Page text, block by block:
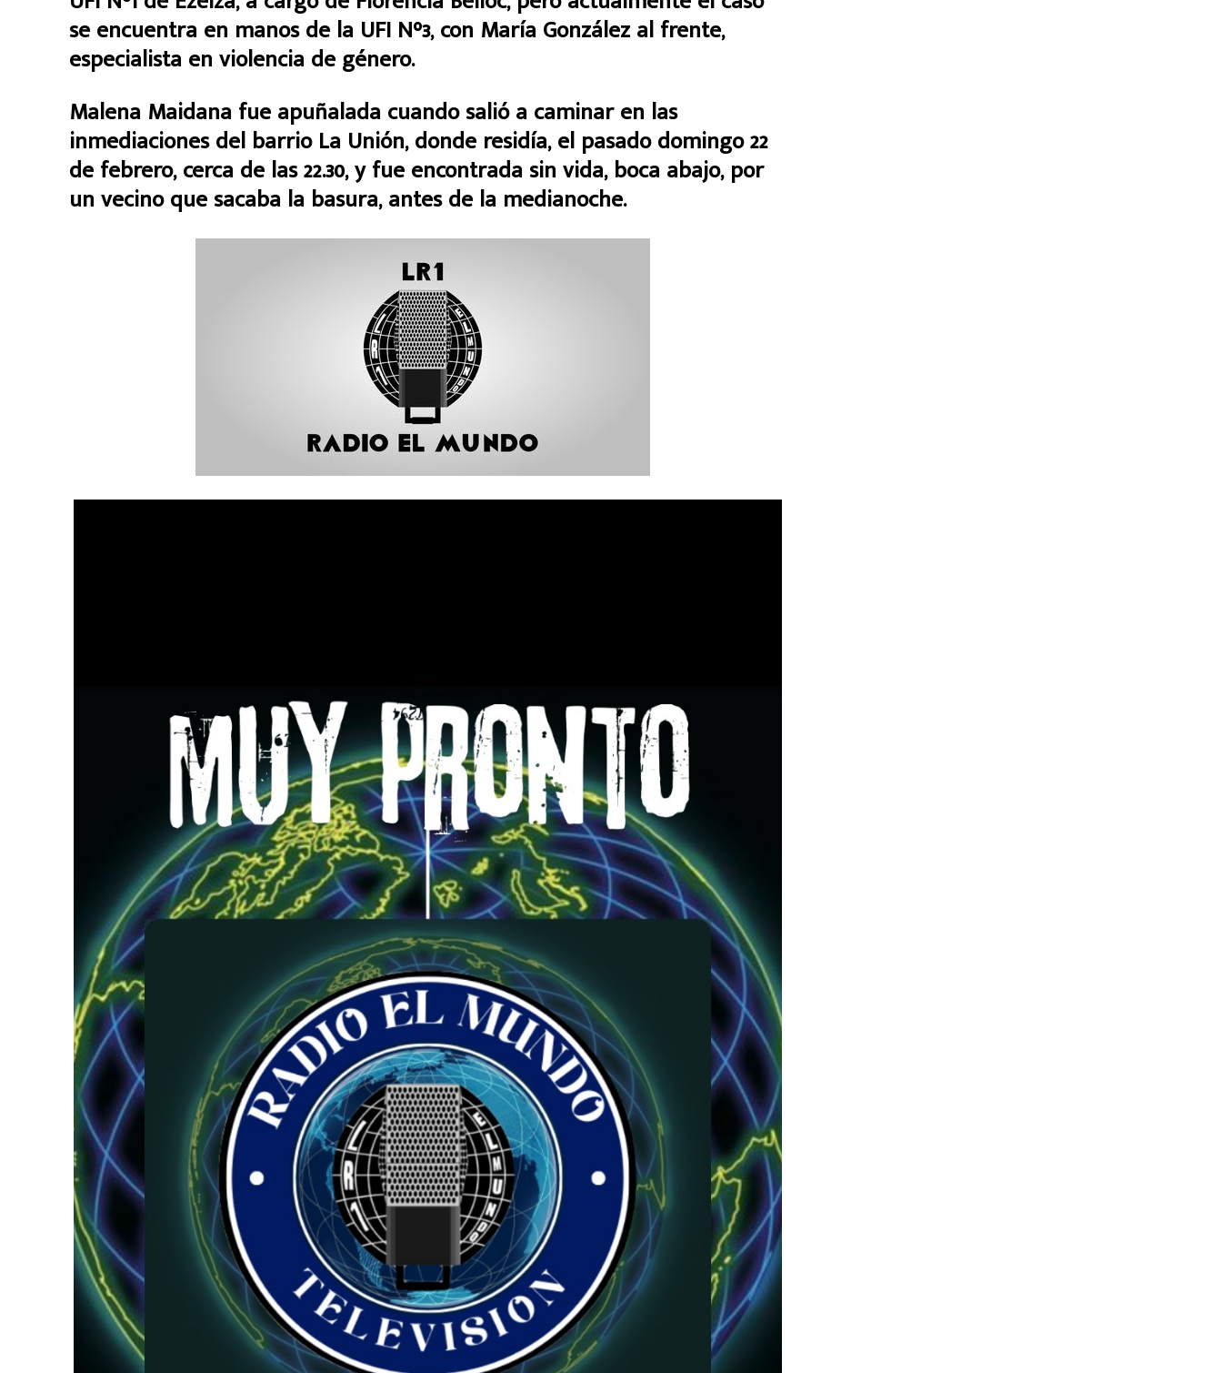
se encuentra en manos de la UFI N°3, con María González al frente,
especialista en violencia de género.
Malena Maidana fue apuñalada cuando salió a caminar en las
inmediaciones del barrio La Unión, donde residía, el pasado domingo 22
de febrero, cerca de las 22.30, y fue encontrada sin vida, boca abajo, por
un vecino que sacaba la basura, antes de la medianoche.